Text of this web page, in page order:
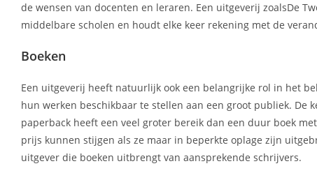
de wensen van docenten en leraren. Een uitgeverij zoalsDe
middelbare scholen en houdt elke keer rekening met de
Boeken
Een uitgeverij heeft natuurlijk ook een belangrijke rol in het
hun werken beschikbaar te stellen aan een groot publiek. De
paperback heeft een veel groter bereik dan een duur boek
prijs kunnen stijgen als ze maar in beperkte oplage zijn
uitgever die boeken uitbrengt van aansprekende schrijvers.